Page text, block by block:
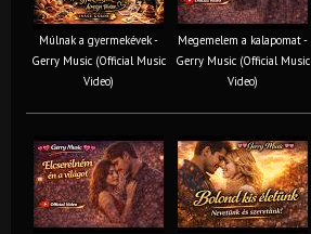
Múlnak a gyermekévek -
Gerry Music (Official Music
Video)
Megemelem a kalapomat -
Gerry Music (Official Music
Video)